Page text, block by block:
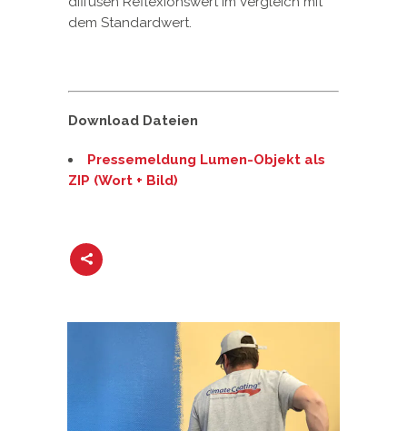
dem Standardwert.
Download Dateien
Pressemeldung Lumen-Objekt als
ZIP (Wort + Bild)